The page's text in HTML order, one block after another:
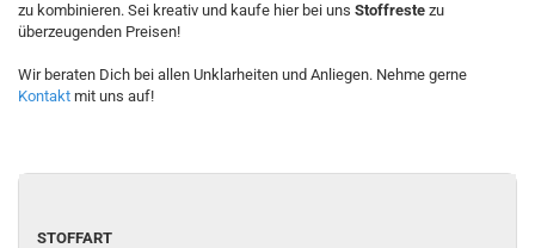
zu kombinieren. Sei kreativ und kaufe hier bei uns Stoffreste zu
überzeugenden Preisen!
Wir beraten Dich bei allen Unklarheiten und Anliegen. Nehme gerne
Kontakt mit uns auf!
STOFFART
STOFFART